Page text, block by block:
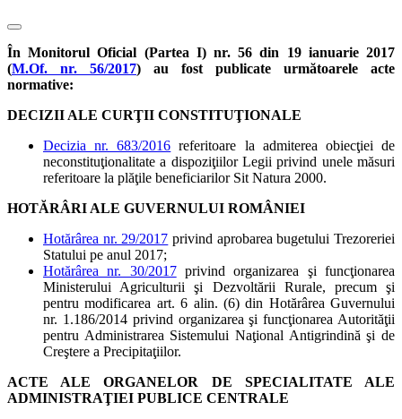
În Monitorul Oficial (Partea I) nr. 56 din 19 ianuarie 2017
(M.Of. nr. 56/2017) au fost publicate următoarele acte
normative:
DECIZII ALE CURŢII CONSTITUŢIONALE
Decizia nr. 683/2016 referitoare la admiterea obiecţiei de
neconstituţionalitate a dispoziţiilor Legii privind unele măsuri
referitoare la plăţile beneficiarilor Sit Natura 2000.
HOTĂRÂRI ALE GUVERNULUI ROMÂNIEI
Hotărârea nr. 29/2017 privind aprobarea bugetului Trezoreriei
Statului pe anul 2017;
Hotărârea nr. 30/2017privind organizarea şi funcţionarea
Ministerului Agriculturii şi Dezvoltării Rurale, precum şi
pentru modificarea art. 6 alin. (6) din Hotărârea Guvernului
nr. 1.186/2014 privind organizarea şi funcţionarea Autorităţii
pentru Administrarea Sistemului Naţional Antigrindină şi de
Creştere a Precipitaţiilor.
ACTE ALE ORGANELOR DE SPECIALITATE ALE
ADMINISTRAŢIEI PUBLICE CENTRALE